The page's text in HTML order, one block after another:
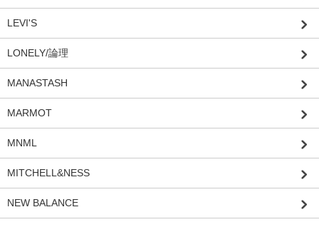
LEVI'S
LONELY/論理
MANASTASH
MARMOT
MNML
MITCHELL&NESS
NEW BALANCE